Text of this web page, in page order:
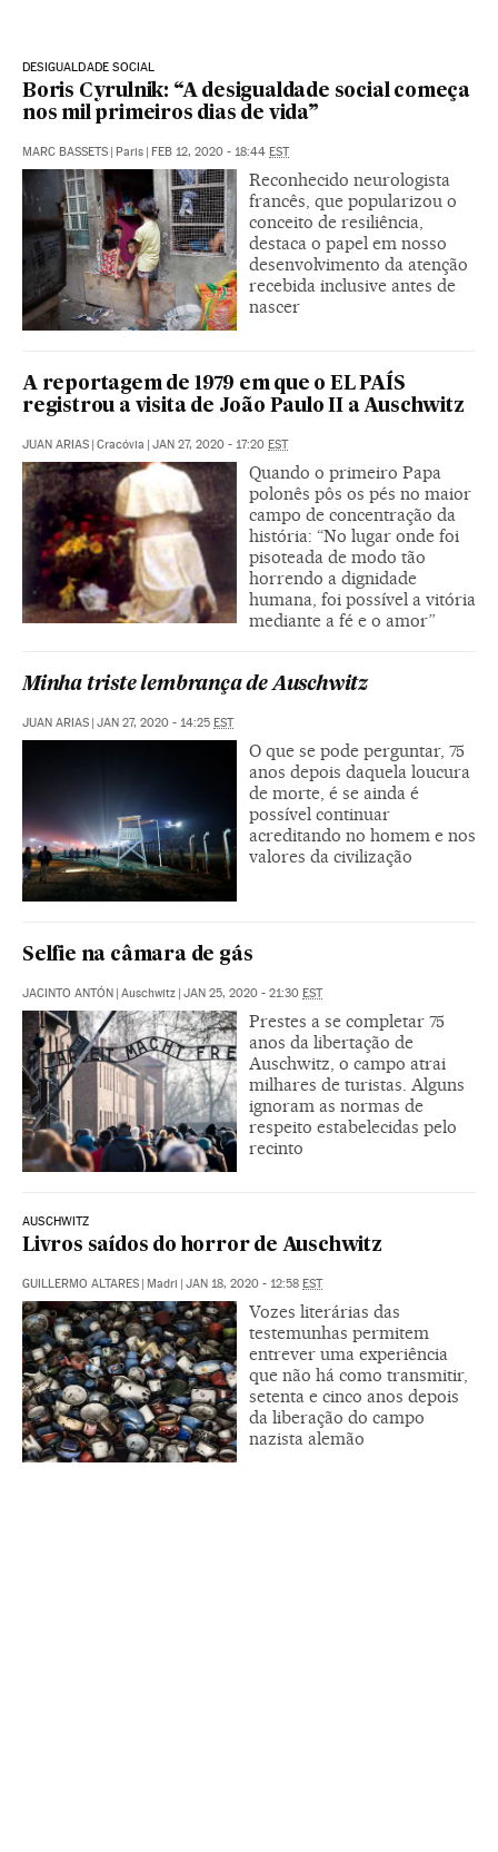
DESIGUALDADE SOCIAL
Boris Cyrulnik: “A desigualdade social começa
nos mil primeiros dias de vida”
MARC BASSETS | Paris | FEB 12, 2020 - 18:44 EST
Reconhecido neurologista
francês, que popularizou o
conceito de resiliência,
destaca o papel em nosso
desenvolvimento da atenção
recebida inclusive antes de
nascer
A reportagem de 1979 em que o EL PAÍS
registrou a visita de João Paulo II a Auschwitz
JUAN ARIAS | Cracóvia | JAN 27, 2020 - 17:20 EST
Quando o primeiro Papa
polonês pôs os pés no maior
campo de concentração da
história: “No lugar onde foi
pisoteada de modo tão
horrendo a dignidade
humana, foi possível a vitória
mediante a fé e o amor”
Minha triste lembrança de Auschwitz
JUAN ARIAS | JAN 27, 2020 - 14:25 EST
O que se pode perguntar, 75
anos depois daquela loucura
de morte, é se ainda é
possível continuar
acreditando no homem e nos
valores da civilização
Selfie na câmara de gás
JACINTO ANTÓN | Auschwitz | JAN 25, 2020 - 21:30 EST
Prestes a se completar 75
anos da libertação de
Auschwitz, o campo atrai
milhares de turistas. Alguns
ignoram as normas de
respeito estabelecidas pelo
recinto
AUSCHWITZ
Livros saídos do horror de Auschwitz
GUILLERMO ALTARES | Madri | JAN 18, 2020 - 12:58 EST
Vozes literárias das
testemunhas permitem
entrever uma experiência
que não há como transmitir,
setenta e cinco anos depois
da liberação do campo
nazista alemão